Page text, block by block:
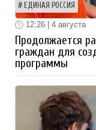
ЕДИНАЯ РОССИЯ
12:26 | 4 августа
Продолжается
граждан для
программы